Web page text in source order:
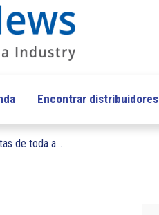
Encontrar distribuidores
de toda a...